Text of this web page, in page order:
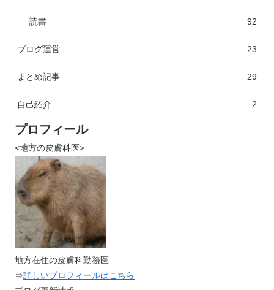
読書 92
ブログ運営 23
まとめ記事 29
自己紹介 2
プロフィール
<地方の皮膚科医>
地方在住の皮膚科勤務医
⇒詳しいプロフィールはこちら